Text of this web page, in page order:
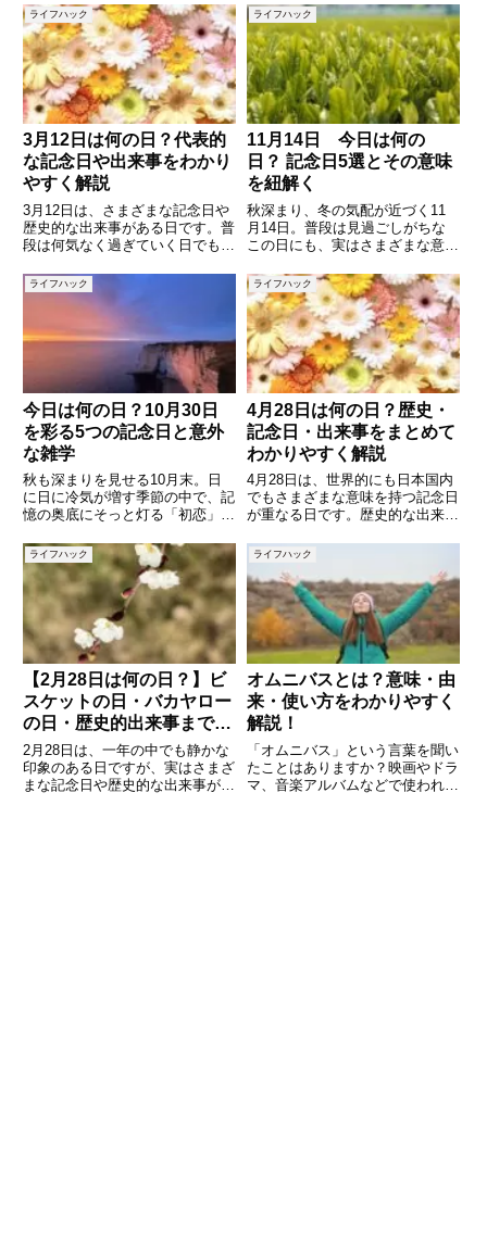
要な記念日が制定されていること
でも知られています。この記事で
は、4月7日にまつわる代表的な
記念日や歴史的な出来事、有名人
持ちを伝えることは大切です。し
かし、いざ言葉にしようとすると
「どんな文面が適切なのだろう」
「どんな表現が失礼にならないだ
ライフハック
3月12日は何の日？代表的
な記念日や出来事をわかり
やすく解説
3月12日は、さまざまな記念日や
歴史的な出来事がある日です。普
段は何気なく過ぎていく日でも、
あることに気づきます。例えば、
日本の歴史に関わる重要な出来事
の日であり、食べ物に関するユニ
ークな記念日や、健康や生活に
ライフハック
11月14日 今日は何の
日？ 記念日5選とその意味
を紐解く
秋深まり、冬の気配が近づく11
月14日。普段は見過ごしがちな
この日にも、実はさまざまな意味
す。語呂合わせや歴史的な出来事
をきっかけに定められた日々は、
その裏に意図や願いが込められて
います。本記事では、11月14日
ライフハック
今日は何の日？10月30日
を彩る5つの記念日と意外
な雑学
秋も深まりを見せる10月末。日
に日に冷気が増す季節の中で、記
憶の奥底にそっと灯る「初恋」の
る記憶――そんな感覚と重なるよ
うに、10月30日にはさまざまな
記念日が定められています。本記
事では、10月30日の代表的
ライフハック
4月28日は何の日？歴史・
記念日・出来事をまとめて
わかりやすく解説
4月28日は、世界的にも日本国内
でもさまざまな意味を持つ記念日
が重なる日です。歴史的な出来事
念日まで幅広く存在しており、知
ることで日常の見方が少し変わる
かもしれません。本記事では、4
月28日に制定された記念日や
ライフハック
【2月28日は何の日？】ビ
スケットの日・バカヤロー
の日・歴史的出来事までわ
かりやすく解説
2月28日は、一年の中でも静かな
印象のある日ですが、実はさまざ
まな記念日や歴史的な出来事が詰
ライフハック
オムニバスとは？意味・由
来・使い方をわかりやすく
解説！
「オムニバス」という言葉を聞い
たことはありますか？映画やドラ
マ、音楽アルバムなどで使われる